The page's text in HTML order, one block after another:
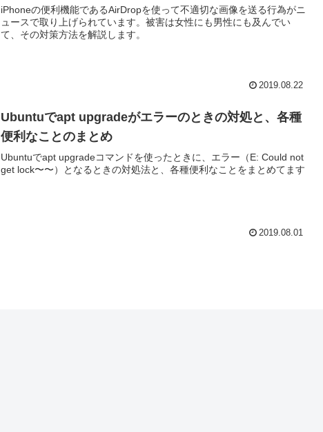
iPhoneの便利機能であるAirDropを使って不適切な画像を送る行為がニ
ュースで取り上げられています。被害は女性にも男性にも及んでい
て、その対策方法を解説します。
2019.08.22
Ubuntuでapt upgradeがエラーのときの対処と、各種
便利なことのまとめ
Ubuntuでapt upgradeコマンドを使ったときに、エラー（E: Could not
get lock〜〜）となるときの対処法と、各種便利なことをまとめてます
2019.08.01